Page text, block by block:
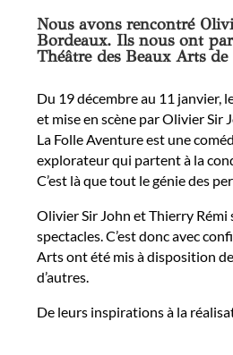
Nous avons rencontré
Bordeaux. Ils nous ont
Théâtre des Beaux Arts
Du 19 décembre au 11 janvier,
et mise en scène par Olivier Sir
La Folle Aventure est une
explorateur qui partent à la
C’est là que tout le génie des
Olivier Sir John et Thierry
spectacles. C’est donc avec
Arts ont été mis à disposition
d’autres.
De leurs inspirations à la